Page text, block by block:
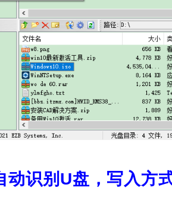
动识别U盘，写入方